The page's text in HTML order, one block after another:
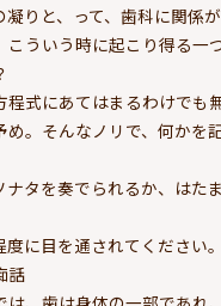
りと、って、歯科に関係
こういう時に起こり得る一
式にあてはまるわけでも
め。そんなノリで、何かを
ナタを奏でられるか、はた
に目を通されてください。
話